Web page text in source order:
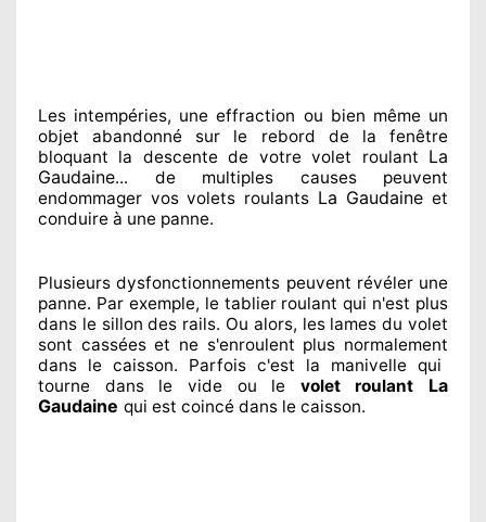
Les intempéries, une effraction ou bien même un
objet abandonné sur le rebord de la fenêtre
bloquant la descente de votre volet roulant La
Gaudaine... de multiples causes peuvent
endommager vos volets roulants La Gaudaine et
conduire à une panne.
Plusieurs dysfonctionnements peuvent révélerune
panne. Par exemple, le tablier roulant qui n'est plus
dans le sillon des rails. Ou alors, les lames du volet
sont casséeset ne s'enroulent plus normalement
dans le caisson. Parfois c'est la manivelle qui
tourne dans le vide ou le volet roulant La
Gaudaine qui est coincé dans le caisson.